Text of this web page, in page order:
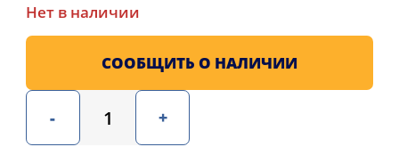
Нет в наличии
- +
СООБЩИТЬ О НАЛИЧИИ